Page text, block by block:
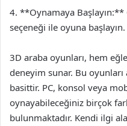
4. **Oynamaya Başlayın:**
seçeneği ile oyuna başlayın.
3D araba oyunları, hem
deneyim sunar. Bu
basittir. PC, konsol veya
oynayabileceğiniz birçok
bulunmaktadır. Kendi ilgi